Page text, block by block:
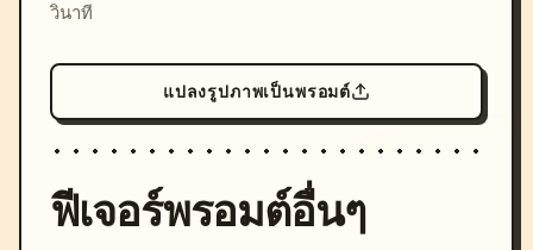
วินาที
แปลงรูปภาพเป็นพรอมต์
ฟีเจอร์พรอมต์อื่นๆ